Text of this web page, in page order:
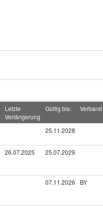
Letzte
Verlängerung
Gültig bis: Verband
25.11.2028
26.07.2025 25.07.2029
07.11.2026 BY